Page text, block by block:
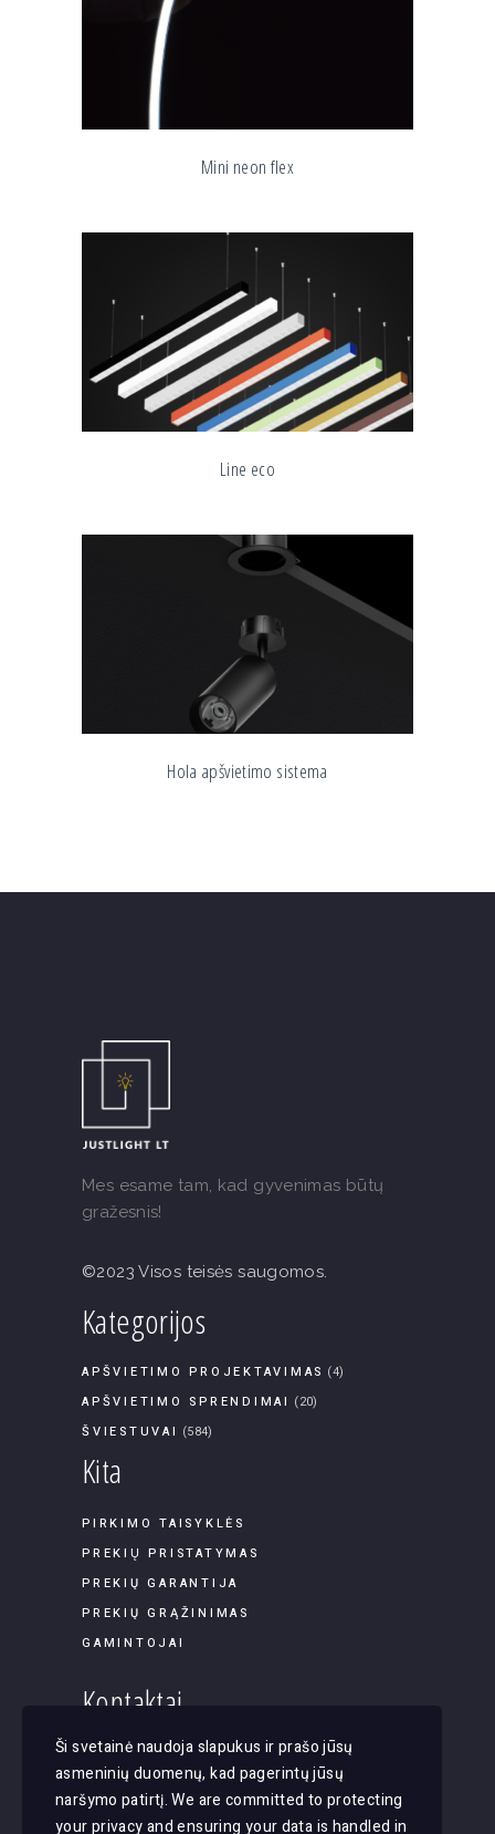
Mini neon flex
Line eco
Hola apšvietimo sistema
Mes esame tam, kad gyvenimas būtų
gražesnis!
©2023 Visos teisės saugomos.
Kategorijos
APŠVIETIMO PROJEKTAVIMAS (4)
APŠVIETIMO SPRENDIMAI (20)
ŠVIESTUVAI (584)
Kita
PIRKIMO TAISYKLĖS
PREKIŲ PRISTATYMAS
PREKIŲ GARANTIJA
PREKIŲ GRĄŽINIMAS
GAMINTOJAI
Kontaktai
Panerių g. 45B-9, LT-03202, Vilnius
El. paštas: apsvietimas@justlight.lt
Tel. +370 655 29065
Ši svetainė naudoja slapukus ir prašo jūsų
asmeninių duomenų, kad pagerintų jūsų
naršymo patirtį. We are committed to protecting
your privacy and ensuring your data is handled in